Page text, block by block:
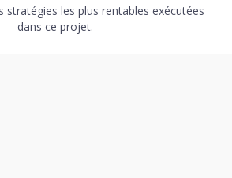
stratégies les plus rentables exécutées
dans ce projet.